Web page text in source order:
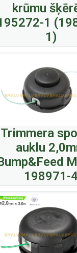
krūmu
1
1)
Trimmera
auklu
198971-